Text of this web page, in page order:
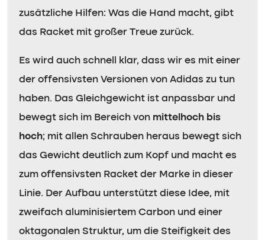
zusätzliche Hilfen: Was die Hand macht, gibt
das Racket mit großer Treue zurück.
Es wird auch schnell klar, dass wir es mit einer
der offensivsten Versionen von Adidas zu tun
haben. Das Gleichgewicht ist anpassbar und
bewegt sich im Bereich von mittelhoch bis
hoch; mit allen Schrauben heraus bewegt sich
das Gewicht deutlich zum Kopf und macht es
zum offensivsten Racket der Marke in dieser
Linie. Der Aufbau unterstützt diese Idee, mit
zweifach aluminisiertem Carbon und einer
oktagonalen Struktur, um die Steifigkeit des